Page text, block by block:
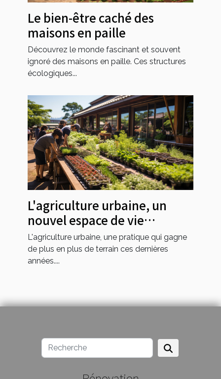
Le bien-être caché des
maisons en paille
Découvrez le monde fascinant et souvent
ignoré des maisons en paille. Ces structures
écologiques...
L'agriculture urbaine, un
nouvel espace de vie
communautaire
L'agriculture urbaine, une pratique qui gagne
de plus en plus de terrain ces dernières
années....